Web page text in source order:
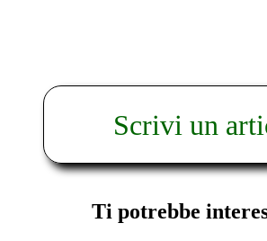
Scrivi un
Ti potrebbe